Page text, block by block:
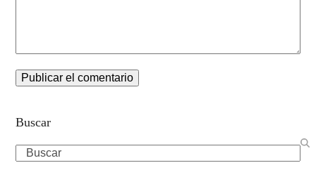
Buscar
Search